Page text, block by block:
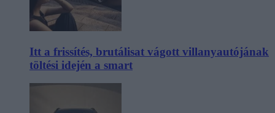
Itt a frissítés, brutálisat vágott villanyautójának
töltési idején a smart